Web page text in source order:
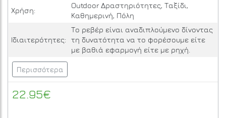
Χρήση:
Outdoor Δραστηριότητες, Ταξίδι,
Καθημερινή, Πόλη
Ιδιαιτερότητες:
Το ρεβέρ είναι αναδιπλούμενο δίνοντας
τη δυνατότητα να το φορέσουμε είτε
με βαθιά εφαρμογή είτε με ρηχή.
Περισσότερα
22.95€